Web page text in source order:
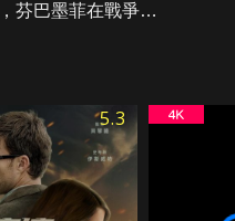
芬巴墨菲在戰爭後
孩施暴後，便迫使
務」，隨著局勢愈
身分和保護鎮民之
5.3